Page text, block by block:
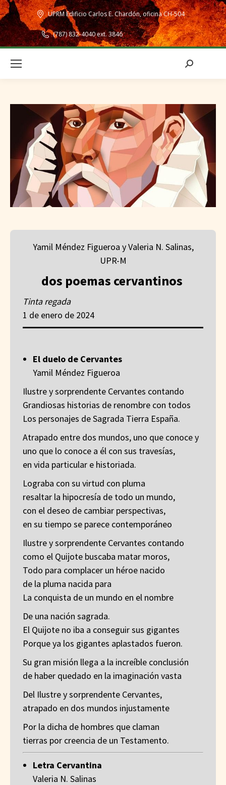
UPRM Edificio Carlos E. Chardón, oficina CH-504
(787) 832-4040 ext. 3846
Search:
Yamil Méndez Figueroa y Valeria N. Salinas,
UPR-M
dos poemas cervantinos
Tinta regada
1 de enero de 2024
El duelo de Cervantes
Yamil Méndez Figueroa
Ilustre y sorprendente Cervantes contando
Grandiosas historias de renombre con todos
Los personajes de Sagrada Tierra España.
Atrapado entre dos mundos, uno que conoce y
uno que lo conoce a él con sus travesías,
en vida particular e historiada.
Lograba con su virtud con pluma
resaltar la hipocresía de todo un mundo,
con el deseo de cambiar perspectivas,
en su tiempo se parece contemporáneo
Ilustre y sorprendente Cervantes contando
como el Quijote buscaba matar moros,
Todo para complacer un héroe nacido
de la pluma nacida para
La conquista de un mundo en el nombre
De una nación sagrada.
El Quijote no iba a conseguir sus gigantes
Porque ya los gigantes aplastados fueron.
Su gran misión llega a la increíble conclusión
de haber quedado en la imaginación vasta
Del Ilustre y sorprendente Cervantes,
atrapado en dos mundos injustamente
Por la dicha de hombres que claman
tierras por creencia de un Testamento.
Letra Cervantina
Valeria N. Salinas